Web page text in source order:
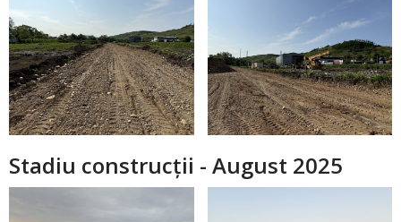
Stadiu construcții - August 2025